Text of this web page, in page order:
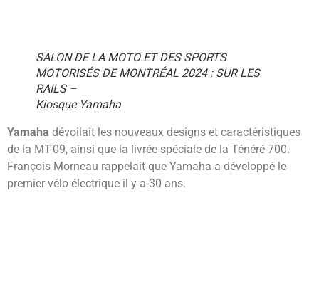
SALON DE LA MOTO ET DES SPORTS
MOTORISÉS DE MONTRÉAL 2024 : SUR LES
RAILS –
Kiosque Yamaha
Yamaha dévoilait les nouveaux designs et caractéristiques
de la MT-09, ainsi que la livrée spéciale de la Ténéré 700.
François Morneau rappelait que Yamaha a développé le
premier vélo électrique il y a 30 ans.